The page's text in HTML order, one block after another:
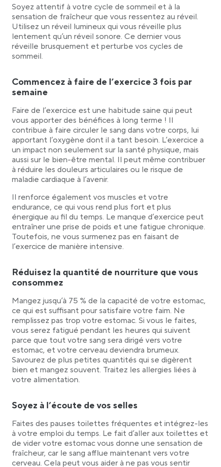
Soyez attentif à votre cycle de sommeil et à la
sensation de fraîcheur que vous ressentez au réveil.
Utilisez un réveil lumineux qui vous réveille plus
lentement qu’un réveil sonore. Ce dernier vous
réveille brusquement et perturbe vos cycles de
sommeil.
Commencez à faire de l’exercice 3 fois par
semaine
Faire de l’exercice est une habitude saine qui peut
vous apporter des bénéfices à long terme ! Il
contribue à faire circuler le sang dans votre corps, lui
apportant l’oxygène dont il a tant besoin. L’exercice a
un impact non seulement sur la santé physique, mais
aussi sur le bien-être mental. Il peut même contribuer
à réduire les douleurs articulaires ou le risque de
maladie cardiaque à l’avenir.
Il renforce également vos muscles et votre
endurance, ce qui vous rend plus fort et plus
énergique au fil du temps. Le manque d’exercice peut
entraîner une prise de poids et une fatigue chronique.
Toutefois, ne vous surmenez pas en faisant de
l’exercice de manière intensive.
Réduisez la quantité de nourriture que vous
consommez
Mangez jusqu’à 75 % de la capacité de votre estomac,
ce qui est suffisant pour satisfaire votre faim. Ne
remplissez pas trop votre estomac. Si vous le faites,
vous serez fatigué pendant les heures qui suivent
parce que tout votre sang sera dirigé vers votre
estomac, et votre cerveau deviendra brumeux.
Savourez de plus petites quantités qui se digèrent
bien et mangez souvent. Traitez les allergies liées à
votre alimentation.
Soyez à l’écoute de vos selles
Faites des pauses toilettes fréquentes et intégrez-les
à votre emploi du temps. Le fait d’aller aux toilettes et
de vider votre estomac vous donne une sensation de
fraîcheur, car le sang afflue maintenant vers votre
cerveau. Cela peut vous aider à ne pas vous sentir